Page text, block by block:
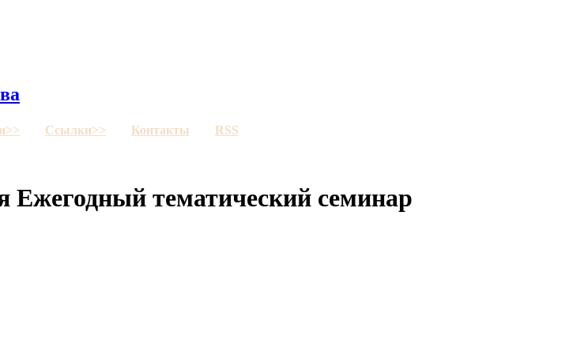
Ссылки>> Контакты RSS
Ежегодный тематический семинар